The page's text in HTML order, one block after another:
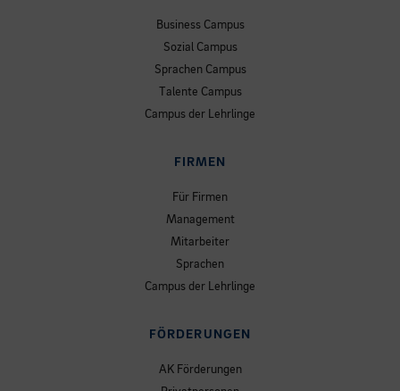
Business Campus
Sozial Campus
Sprachen Campus
Talente Campus
Campus der Lehrlinge
FIRMEN
Für Firmen
Management
Mitarbeiter
Sprachen
Campus der Lehrlinge
FÖRDERUNGEN
AK Förderungen